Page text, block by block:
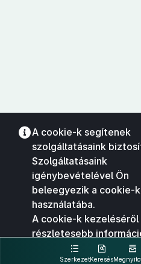
SzerkezetKeresés
A cookie-k segítenek
szolgáltatásaink
Szolgáltatásaink
igénybevételével Ön
beleegyezik a cookie-k
használatába.
A cookie-k kezeléséről
részletesebb
kattintva olvashat.